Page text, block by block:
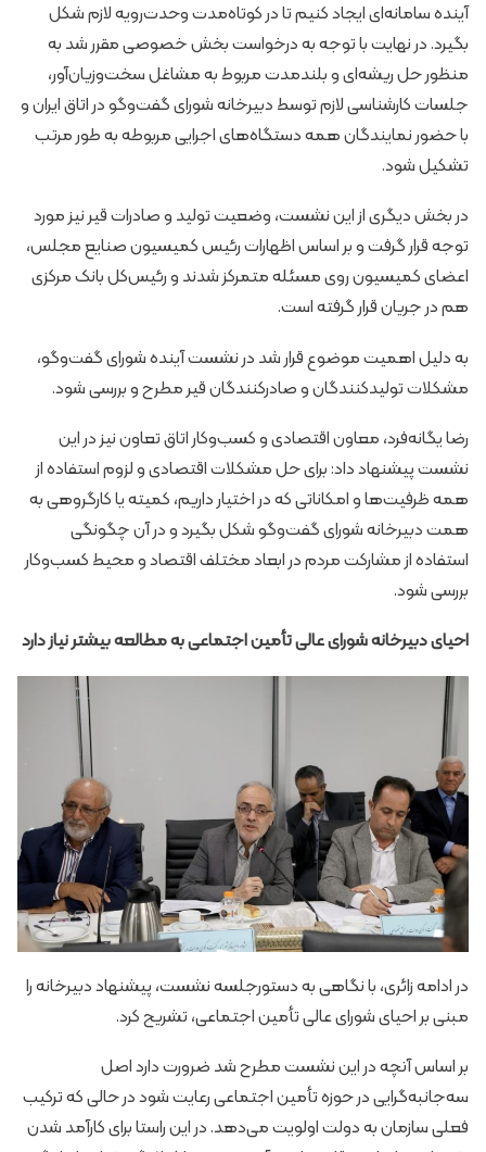
آینده سامانه‌ای ایجاد کنیم تا در کوتاه‌مدت وحدت‌رویه لازم شکل
بگیرد. در نهایت با توجه به درخواست بخش خصوصی مقرر شد به
منظور حل ریشه‌ای و بلندمدت مربوط به مشاغل سخت‌وزیان‌آور،
جلسات کارشناسی لازم توسط دبیرخانه شورای گفت‌وگو در اتاق ایران و
با حضور نمایندگان همه دستگاه‌های اجرایی مربوطه به طور مرتب
تشکیل شود.
در بخش دیگری از این نشست، وضعیت تولید و صادرات قیر نیز مورد
توجه قرار گرفت و بر اساس اظهارات رئیس کمیسیون صنایع مجلس،
اعضای کمیسیون روی مسئله متمرکز شدند و رئیس‌کل بانک مرکزی
هم در جریان قرار گرفته است.
به دلیل اهمیت موضوع قرار شد در نشست آینده شورای گفت‌وگو،
مشکلات تولیدکنندگان و صادرکنندگان قیر مطرح و بررسی شود.
رضا یگانه‌فرد، معاون اقتصادی و کسب‌وکار اتاق تعاون نیز در این
نشست پیشنهاد داد: برای حل مشکلات اقتصادی و لزوم استفاده از
همه ظرفیت‌ها و امکاناتی که در اختیار داریم، کمیته یا کارگروهی به
همت دبیرخانه شورای گفت‌وگو شکل بگیرد و در آن چگونگی
استفاده از مشارکت مردم در ابعاد مختلف اقتصاد و محیط کسب‌وکار
بررسی شود.
احیای دبیرخانه شورای عالی تأمین اجتماعی به مطالعه بیشتر نیاز دارد
در ادامه زائری، با نگاهی به دستورجلسه نشست، پیشنهاد دبیرخانه را
مبنی بر احیای شورای عالی تأمین اجتماعی، تشریح کرد.
بر اساس آنچه در این نشست مطرح شد ضرورت دارد اصل
سه‌جانبه‌گرایی در حوزه تأمین اجتماعی رعایت شود در حالی که ترکیب
فعلی سازمان به دولت اولویت می‌دهد. در این راستا برای کارآمد شدن